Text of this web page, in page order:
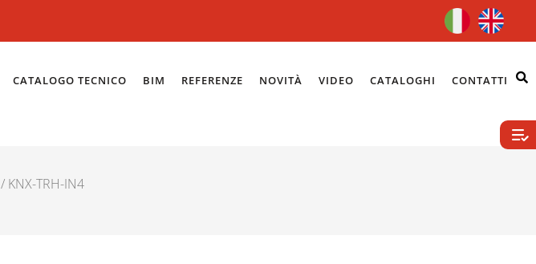
CATALOGO TECNICO BIM REFERENZE NOVITÀ VIDEO CATALOGHI CONTATTI
/ KNX-TRH-IN4